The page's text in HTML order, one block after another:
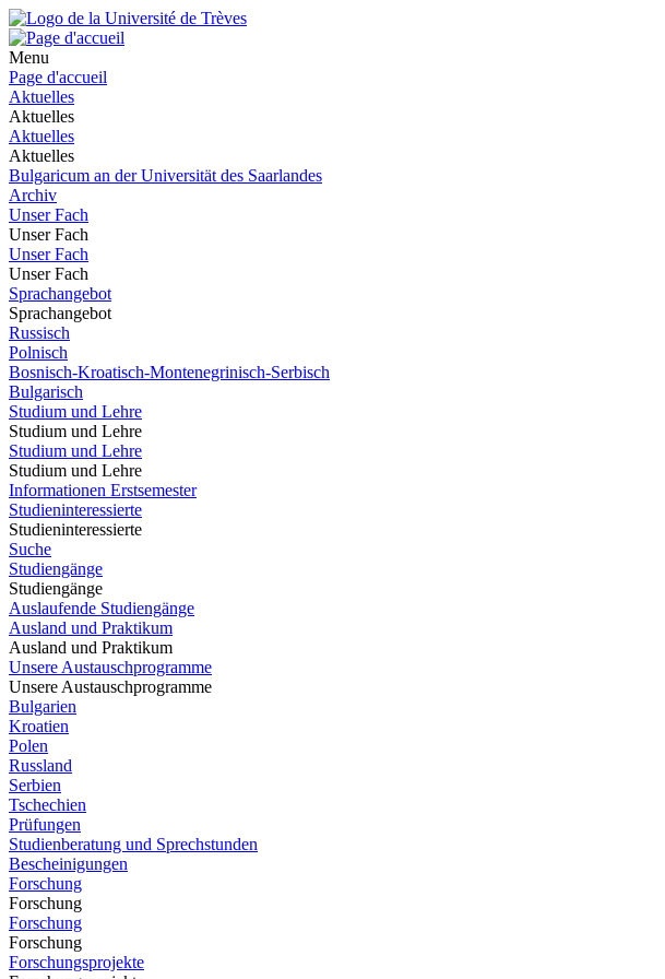
Menu
Page d'accueil
Aktuelles
Aktuelles
Aktuelles
Aktuelles
Bulgaricum an der Universität des Saarlandes
Archiv
Unser Fach
Unser Fach
Unser Fach
Unser Fach
Sprachangebot
Sprachangebot
Russisch
Polnisch
Bosnisch-Kroatisch-Montenegrinisch-Serbisch
Bulgarisch
Studium und Lehre
Studium und Lehre
Studium und Lehre
Studium und Lehre
Informationen Erstsemester
Studieninteressierte
Studieninteressierte
Suche
Studiengänge
Studiengänge
Auslaufende Studiengänge
Ausland und Praktikum
Ausland und Praktikum
Unsere Austauschprogramme
Unsere Austauschprogramme
Bulgarien
Kroatien
Polen
Russland
Serbien
Tschechien
Prüfungen
Studienberatung und Sprechstunden
Bescheinigungen
Forschung
Forschung
Forschung
Forschung
Forschungsprojekte